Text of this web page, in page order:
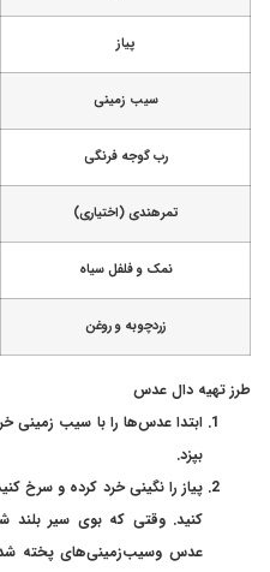
پیاز
سیب زمینی
رب گوجه فرنگی
تمرهندی (اختیاری)
نمک و فلفل سیاه
زردچوبه و روغن
طرز تهیه دال عدس
بپزد.
پیاز را نگینی خرد کرده و سرخ
کنید. وقتی که بوی سیر بلند
عدس وسیب‌زمینی‌های پخته شده